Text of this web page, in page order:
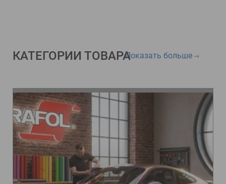
КАТЕГОРИИ ТОВАРАПоказать больше